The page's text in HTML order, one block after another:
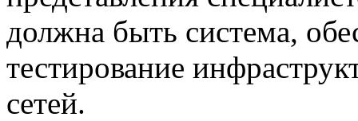
должна быть система,
тестирование
сетей.